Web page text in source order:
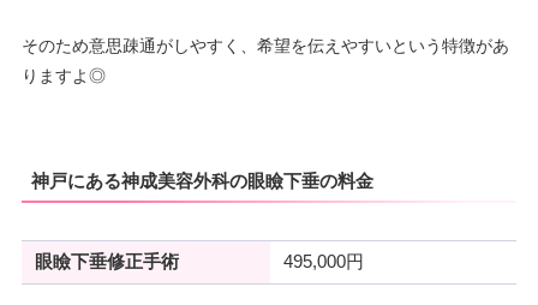
そのため意思疎通がしやすく、希望を伝えやすいという特徴があ
りますよ◎
神戸にある神成美容外科の眼瞼下垂の料金
眼瞼下垂修正手術 495,000円